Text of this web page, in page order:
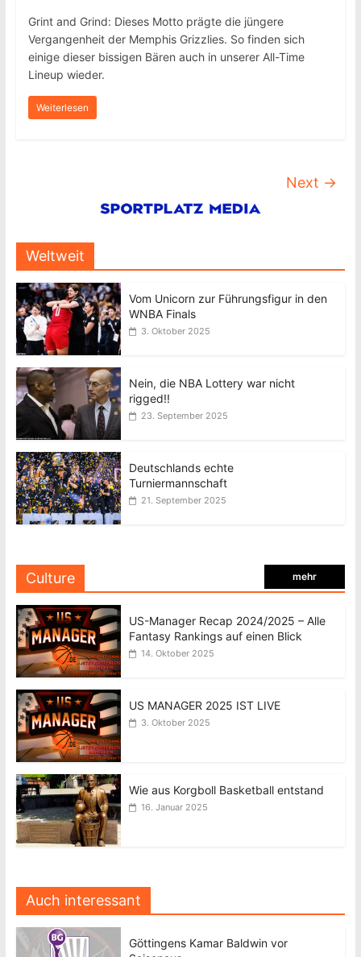
Grint and Grind: Dieses Motto prägte die jüngere
Vergangenheit der Memphis Grizzlies. So finden sich
einige dieser bissigen Bären auch in unserer All-Time
Lineup wieder.
Weiterlesen
Next →
Weltweit
Vom Unicorn zur Führungsfigur in den
WNBA Finals
3. Oktober 2025
Nein, die NBA Lottery war nicht
rigged!!
23. September 2025
Deutschlands echte
Turniermannschaft
21. September 2025
Culture mehr
US-Manager Recap 2024/2025 – Alle
Fantasy Rankings auf einen Blick
14. Oktober 2025
US MANAGER 2025 IST LIVE
3. Oktober 2025
Wie aus Korgboll Basketball entstand
16. Januar 2025
Auch interessant
Göttingens Kamar Baldwin vor